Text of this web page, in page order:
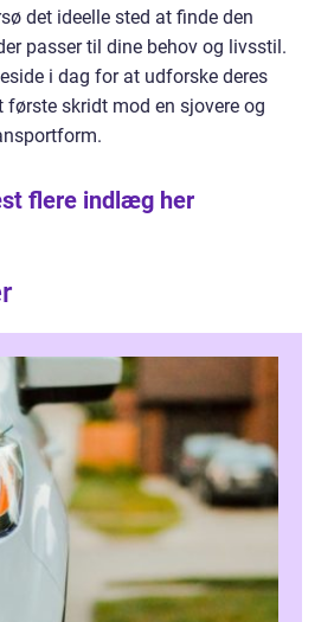
det ideelle sted at finde den
passer til dine behov og livsstil.
i dag for at udforske deres
skridt mod en sjovere og
flere indlæg her